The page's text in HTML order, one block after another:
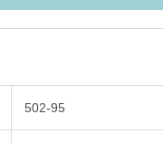
502-95